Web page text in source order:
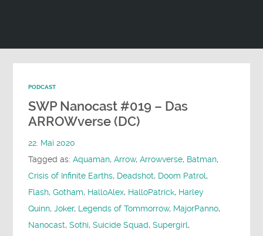
PODCAST
SWP Nanocast #019 – Das
ARROWverse (DC)
22. Mai 2020
Tagged as:Aquaman,Arrow,Arrowverse, Batman,
Crisis of Infinite Earths, Deadshot, Doom Patrol,
Flash,Gotham, HalloAlex, HalloPatrick, Harley
Quinn,Joker, Legends of Tommorrow, MajorPanno,
Nanocast,Sothi,Suicide Squad,Supergirl,